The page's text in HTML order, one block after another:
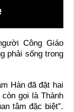
Công Giáo
phải sống trong
Hàn đã đặt hai
gọi là Thành
tâm đặc biệt”.